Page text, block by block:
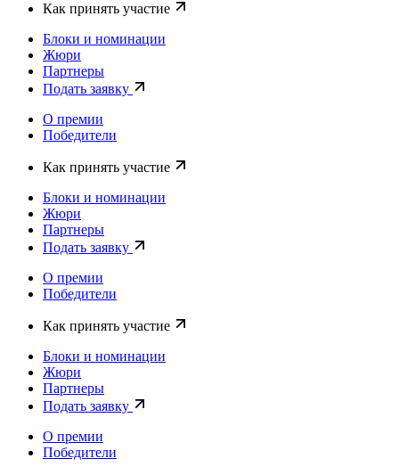
Как принять участие
Блоки и номинации
Жюри
Партнеры
Подать заявку
О премии
Победители
Как принять участие
Блоки и номинации
Жюри
Партнеры
Подать заявку
О премии
Победители
Как принять участие
Блоки и номинации
Жюри
Партнеры
Подать заявку
О премии
Победители